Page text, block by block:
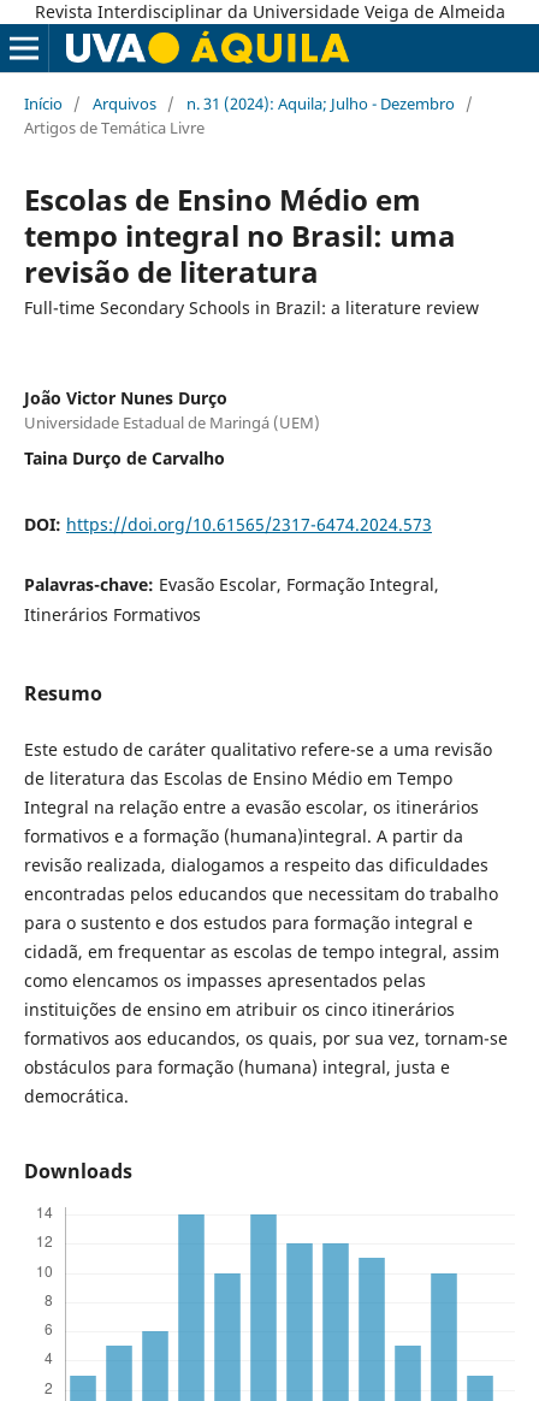
Revista Interdisciplinar da Universidade Veiga de Almeida
Início / Arquivos / n. 31 (2024): Aquila; Julho - Dezembro /
Artigos de Temática Livre
Escolas de Ensino Médio em
tempo integral no Brasil: uma
revisão de literatura
Full-time Secondary Schools in Brazil: a literature review
João Victor Nunes Durço
Universidade Estadual de Maringá (UEM)
Taina Durço de Carvalho
DOI: https://doi.org/10.61565/2317-6474.2024.573
Palavras-chave: Evasão Escolar, Formação Integral,
Itinerários Formativos
Resumo
Este estudo de caráter qualitativo refere-se a uma revisão
de literatura das Escolas de Ensino Médio em Tempo
Integral na relação entre a evasão escolar, os itinerários
formativos e a formação (humana)integral. A partir da
revisão realizada, dialogamos a respeito das dificuldades
encontradas pelos educandos que necessitam do trabalho
para o sustento e dos estudos para formação integral e
cidadã, em frequentar as escolas de tempo integral, assim
como elencamos os impasses apresentados pelas
instituições de ensino em atribuir os cinco itinerários
formativos aos educandos, os quais, por sua vez, tornam-se
obstáculos para formação (humana) integral, justa e
democrática.
Downloads